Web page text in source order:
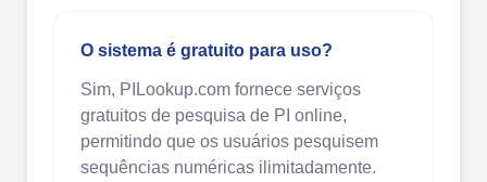
O sistema é gratuito para uso?
Sim, PILookup.com fornece serviços
gratuitos de pesquisa de PI online,
permitindo que os usuários pesquisem
sequências numéricas ilimitadamente.